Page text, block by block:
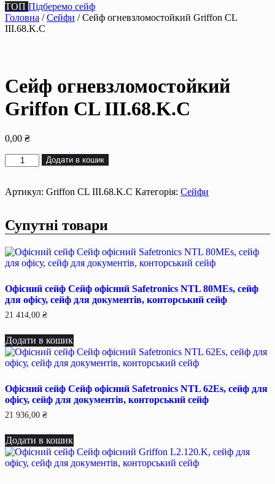
ТОП Підберемо сейф
Головна /Сейфи / Сейф огневзломостойкий Griffon CL
III.68.K.C
Сейф огневзломостойкий
Griffon CL III.68.K.C
0,00 ₴
Сейф
огневзломостойкий
CL
Додати в кошик
Артикул: Griffon CL III.68.K.C Категорія: Сейфи
Супутні товари
Офісний сейф Сейф офiсний Safetronics NTL 80MEs, сейф
для офiсу, сейф для документiв, конторський сейф
21 414,00 ₴
Додати в кошик
Офісний сейф Сейф офiсний Safetronics NTL 62Es, сейф для
офiсу, сейф для документiв, конторський сейф
21 936,00 ₴
Додати в кошик